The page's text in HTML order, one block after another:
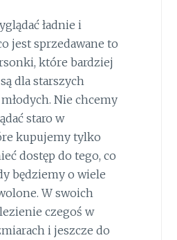
ładnie i
jest sprzedawane to
które bardziej
dla starszych
Nie chcemy
staro w
kupujemy tylko
dostęp do tego, co
będziemy o wiele
W swoich
czegoś w
i jeszcze do